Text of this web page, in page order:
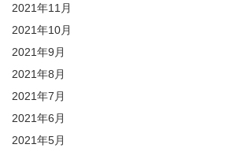
2021年11月
2021年10月
2021年9月
2021年8月
2021年7月
2021年6月
2021年5月